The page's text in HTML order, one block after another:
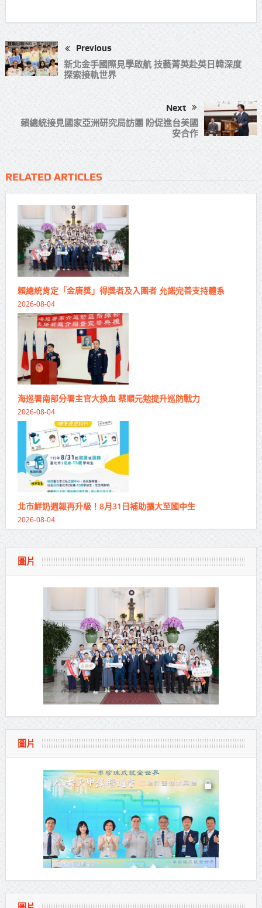
Previous
新北金手國際見學啟航 技藝菁英赴英日韓深度
探索接軌世界
Next
賴總統接見國家亞洲研究局訪團 盼促進台美國
安合作
RELATED ARTICLES
賴總統肯定「金唐獎」得獎者及入圍者 允諾完善支持體系
2026-08-04
海巡署南部分署主官大換血 蔡順元勉提升巡防戰力
2026-08-04
北市鮮奶週報再升級！8月31日補助擴大至國中生
2026-08-04
圖片
圖片